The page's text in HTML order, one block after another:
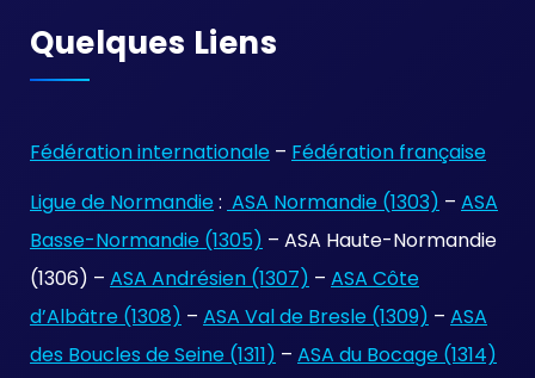
Quelques Liens
Fédération internationale – Fédération française
Ligue de Normandie : ASA Normandie (1303) – ASA
Basse-Normandie (1305) – ASA Haute-Normandie
(1306) – ASA Andrésien (1307) – ASA Côte
d’Albâtre (1308) – ASA Val de Bresle (1309) – ASA
des Boucles de Seine (1311) – ASA du Bocage (1314)